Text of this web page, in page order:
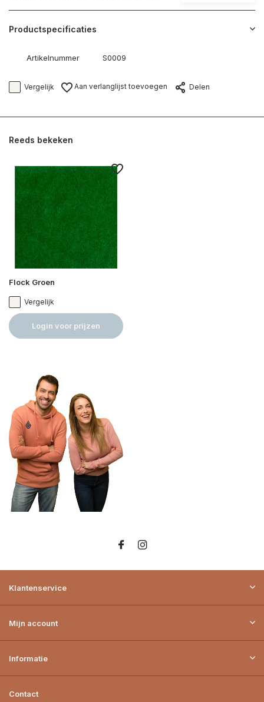
Productspecificaties
Artikelnummer S0009
Vergelijk Aan verlanglijst toevoegen Delen
Reeds bekeken
Flock Groen
Vergelijk
Login voor prijzen
Klantenservice
Mijn account
Informatie
Contact